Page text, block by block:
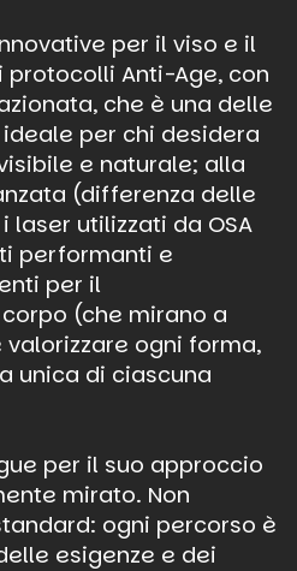
per il viso e il
protocolli Anti-Age, con
che è una delle
per chi desidera
e naturale; alla
(differenza delle
laser utilizzati da OSA
performanti e
per il
(che mirano a
ogni forma,
unica di ciascuna
per il suo approccio
mirato. Non
ogni percorso è
esigenze e dei